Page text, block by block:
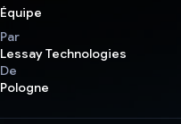
Équipe
Par
Lessay Technologies
De
Pologne